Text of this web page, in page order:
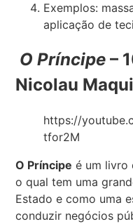
Exemplos:
aplicação de
O Príncipe –
Nicolau
https://
tfor2M
O Príncipe é um livro
o qual tem uma
Estado e como uma
conduzir negócios